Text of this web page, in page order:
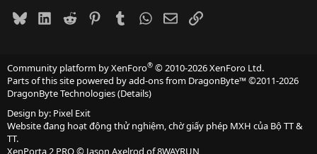
BlueskyLinkedIn
Reddit PinterestTumblrWhatsApp
EmailLink
Community platform by XenForo® © 2010-2026 XenForo Ltd.
Parts of this site powered byadd-ons from DragonByte™©2011-2026
DragonByte Technologies(Details)
Design by: Pixel Exit
Website đang hoạt động thử nghiệm, chờ giấy phép MXH của Bộ TT &
TT.
XenPorta 2 PRO© Jason Axelrod of8WAYRUN